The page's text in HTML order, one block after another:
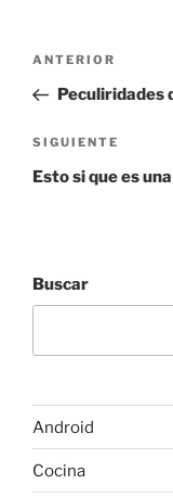
Navegación
entradas
Entrada
anterior:
ANTERIOR
Peculiridades
Siguiente
entrada
SIGUIENTE
Esto si que es
Buscar
Android
Cocina